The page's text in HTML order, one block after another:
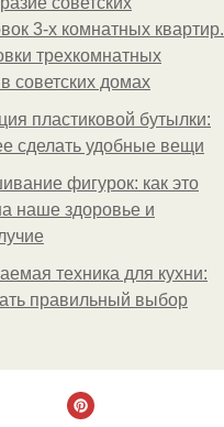
3-х комнатных квартир.
трехкомнатных
советских домах
пластиковой бутылки:
сделать удобные вещи
фигурок: как это
наше здоровье и
техника для кухни:
правильный выбор